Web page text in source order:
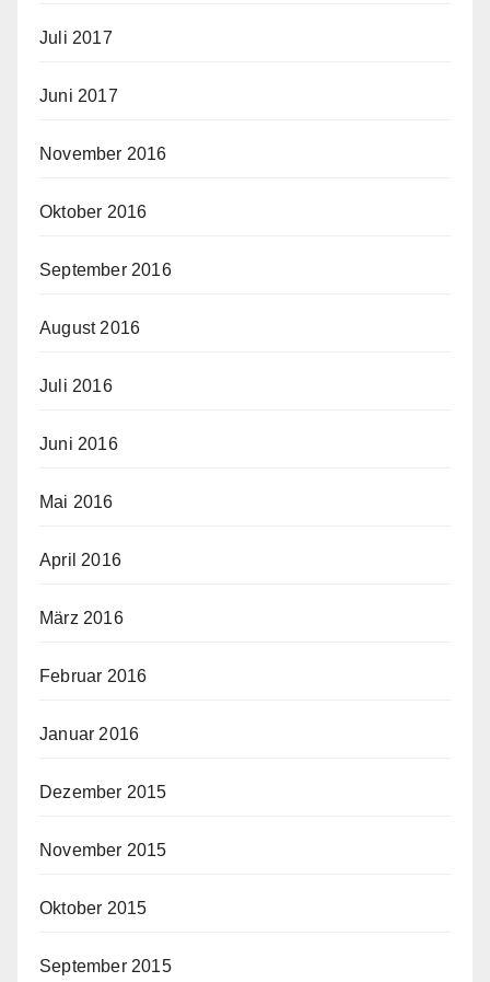
Juli 2017
Juni 2017
November 2016
Oktober 2016
September 2016
August 2016
Juli 2016
Juni 2016
Mai 2016
April 2016
März 2016
Februar 2016
Januar 2016
Dezember 2015
November 2015
Oktober 2015
September 2015